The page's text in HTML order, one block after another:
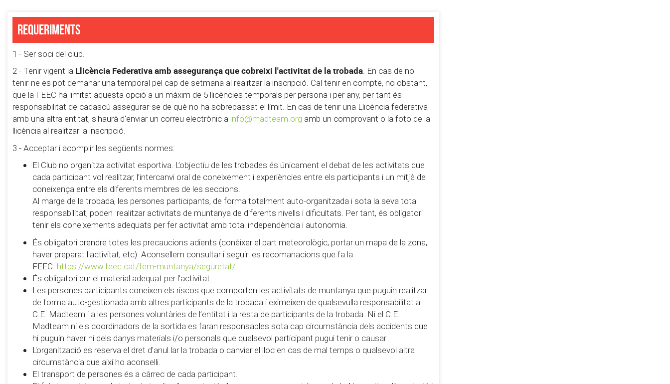
Requeriments
1 - Ser soci del club.
2 - Tenir vigent la Llicència Federativa amb assegurança que cobreixi l'activitat de la trobada. En cas de no
tenir-ne es pot demanar una temporal pel cap de setmana al realitzar la inscripció. Cal tenir en compte, no obstant,
que la FEEC ha limitat aquesta opció a un màxim de 5 llicències temporals per persona i per any, per tant és
responsabilitat de cadascú assegurar-se de què no ha sobrepassat el límit. En cas de tenir una Llicència federativa
amb una altra entitat, s'haurà d'enviar un correu electrònic a info@madteam.org amb un comprovant o la foto de la
llicència al realitzar la inscripció.
3 - Acceptar i acomplir les següents normes:
El Club no organitza activitat esportiva. L’objectiu de les trobades és únicament el debat de les activitats que
cada participant vol realitzar, l’intercanvi oral de coneixement i experiències entre els participants i un mitjà de
coneixença entre els diferents membres de les seccions.
Al marge de la trobada, les persones participants, de forma totalment auto-organitzada i sota la seva total
responsabilitat, poden realitzar activitats de muntanya de diferents nivells i dificultats. Per tant, és obligatori
tenir els coneixements adequats per fer activitat amb total independència i autonomia.
És obligatori prendre totes les precaucions adients (conèixer el part meteorològic, portar un mapa de la zona,
haver preparat l'activitat, etc). Aconsellem consultar i seguir les recomanacions que fa la
FEEC: https://www.feec.cat/fem-muntanya/seguretat/
És obligatori dur el material adequat per l'activitat.
Les persones participants coneixen els riscos que comporten les activitats de muntanya que puguin realitzar
de forma auto-gestionada amb altres participants de la trobada i eximeixen de qualsevulla responsabilitat al
C.E. Madteam i a les persones voluntàries de l’entitat i la resta de participants de la trobada. Ni el C.E.
Madteam ni els coordinadors de la sortida es faran responsables sota cap circumstància dels accidents que
hi puguin haver ni dels danys materials i/o personals que qualsevol participant pugui tenir o causar
L'organització es reserva el dret d'anul.lar la trobada o canviar el lloc en cas de mal temps o qualsevol altra
circumstància que així ho aconselli.
El transport de persones és a càrrec de cada participant.